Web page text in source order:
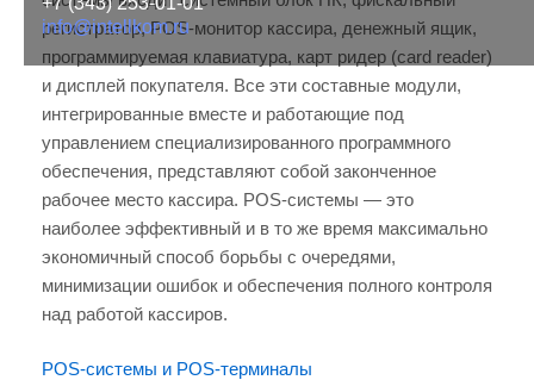
info@intellkom.ru
регистратор, POS-монитор кассира, денежный ящик,
программируемая клавиатура, карт ридер (card reader)
и дисплей покупателя. Все эти составные модули,
интегрированные вместе и работающие под
управлением специализированного программного
обеспечения, представляют собой законченное
рабочее место кассира. POS-системы — это
наиболее эффективный и в то же время максимально
экономичный способ борьбы с очередями,
минимизации ошибок и обеспечения полного контроля
над работой кассиров.
POS-системы и POS-терминалы